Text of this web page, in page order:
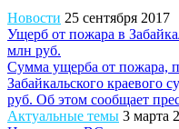
Новости 25 сентября 2017
Ущерб от пожара в
млн руб.
Сумма ущерба от пожара,
Забайкальского краевого
руб. Об этом сообщает
Актуальные темы 3 марта